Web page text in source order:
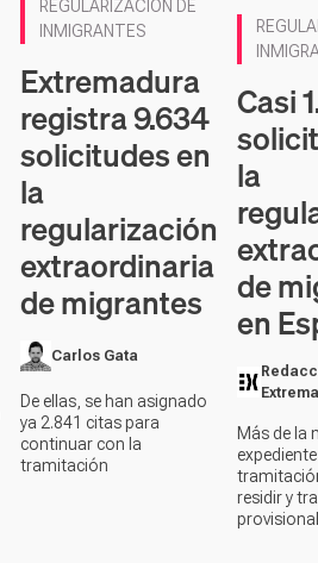
REGULARIZACIÓN DE
INMIGRANTES
Extremadura
registra 9.634
solicitudes en
la
regularización
extraordinaria
de migrantes
Carlos Gata
De ellas, se han asignado
ya 2.841 citas para
continuar con la
tramitación
Casi
la
de
en
Más de la
residir y
provisional